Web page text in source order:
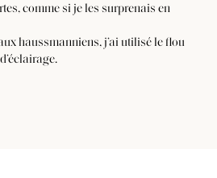
comme si je les surprenais en
haussmanniens, j’ai utilisé le flou